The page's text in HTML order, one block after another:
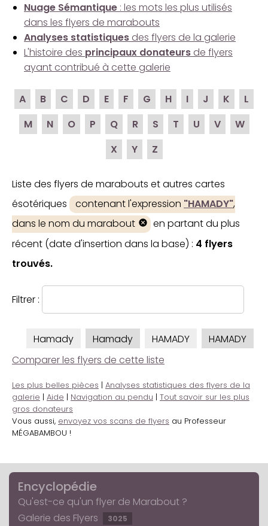
Nuage Sémantique : les mots les plus utilisés
dans les flyers de marabouts
Analyses statistiques des flyers de la galerie
L'histoire des principaux donateurs de flyers
ayant contribué à cette galerie
A B C D E F G H I J K
L
M
N O P Q R S T U V
W
X
Y Z
Liste des flyers de marabouts et autres cartes
ésotériques
contenant l'expression "HAMADY",
dans le nom du marabout
en partant du plus
récent (date d'insertion dans la base) : 4 flyers
trouvés.
Filtrer :
Hamady Hamady HAMADY
HAMADY
Comparer les flyers de cette liste
Les plus belles pièces | Analyses statistiques des flyers de la
galerie | Aide | Navigation au pendu | Tout savoir sur les plus
gros donateurs
Vous aussi, envoyez vos scans de flyers au Professeur
MÉGABAMBOU !
Encyclopédie
Qu'est-ce qu'un flyer de Marabout ?
Galerie des Flyers
3025